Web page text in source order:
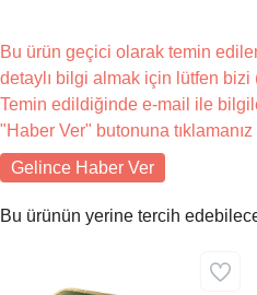
Bu ürün geçici olarak temin
detaylı bilgi almak için lütfen bizi
Temin edildiğinde e-mail ile
"Haber Ver" butonuna
Gelince Haber Ver
Bu ürünün yerine tercih